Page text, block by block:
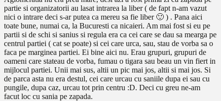
partie si organizatorii au lasat intrarea la liber ( de fapt n-am vazut
nici o intrare deci s-ar putea ca mereu sa fie liber 🙂 ) . Pana aici
toate bune, numai ca, la Bucuresti ca nicaieri. Am mai fost si eu pe
partii si de schi si sanius si regula era ca cei care se dau sa mearga pe
centrul partiei ( cat se poate) si cei care urca, sau, stau de vorba sa o
faca pe marginea partiei. Ei bine aici nu. Erau grupuri, grupuri de
oameni care stateau de vorba, fumau o tigara sau beau un vin fiert in
mijlocul partiei. Unii mai sus, altii un pic mai jos, altii si mai jos. Si
de parca asta nu era destul, cei care urcau cu saniile dupa ei sau cu
pungile, dupa caz, urcau tot prin centru :D. Deci cu greu ne-am
facut loc cu sania pe zapada.